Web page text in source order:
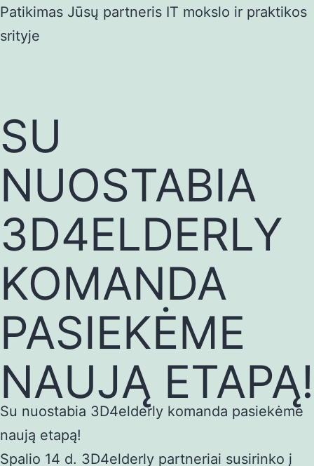
Eiti
prie
Patikimas Jūsų partneris IT mokslo ir praktikos
srityje
SU
NUOSTABIA
3D4ELDERLY
KOMANDA
PASIEKĖME
NAUJĄ ETAPĄ!
Su nuostabia 3D4elderly komanda pasiekėme
naują etapą!
Spalio 14 d. 3D4elderly partneriai susirinko į